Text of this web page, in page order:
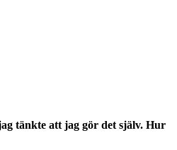
tänkte att jag gör det själv. Hur